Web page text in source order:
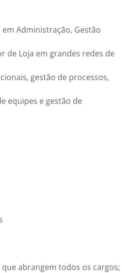
Administração, Gestão
de Loja em grandes redes de
gestão de processos,
equipes e gestão de
abrangem todos os cargos;